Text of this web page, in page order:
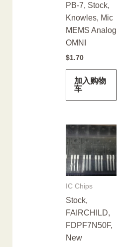
PB-7, Stock,
Knowles, Mic
MEMS Analog
OMNI
$1.70
加入购物
车
IC Chips
Stock,
FAIRCHILD,
FDPF7N50F,
New